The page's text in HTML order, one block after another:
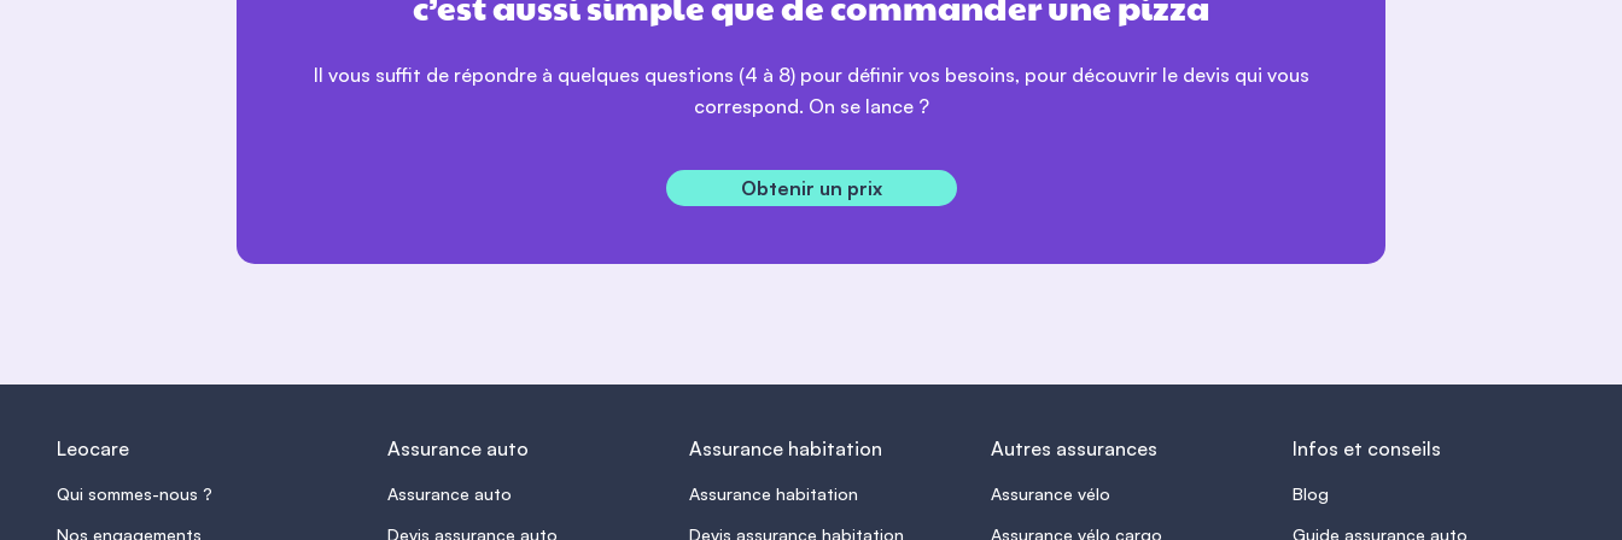
Depuis le début de mon sinistre j’ai été
Sans donner de faux espoirs , il a su me
Je vois l assurance différemment malgré
En conclusion un grand bravo à mon
Après un vol, j’ai été indemnisé pour mes
Risques est vraiment complète.
Nicolas Perrin
Le bris de glace a été réglé rapidement
grâce à l’option sans franchise. Un grand
J’ai reçu l’indemnisation dans les délais
J’ai eu une question sur la garantie Tous
c’est aussi simple que de commander une pizza
Il vous suffit de répondre à quelques questions (4 à 8) pour définir vos besoins, pour découvrir le devis qui vous
correspond. On se lance ?
Obtenir un prix
Leocare
Qui sommes-nous ?
Nos engagements
Assurance auto
Assurance auto
Devis assurance auto
Assurance habitation
Assurance habitation
Devis assurance habitation
Autres assurances
Assurance vélo
Assurance vélo cargo
Infos et conseils
Blog
Guide assurance auto